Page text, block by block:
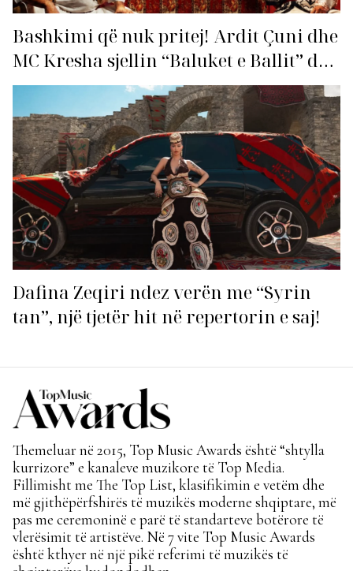
Bashkimi që nuk pritej! Ardit Çuni dhe
MC Kresha sjellin “Baluket e Ballit” dhe
ndezin rrjetin!
Dafina Zeqiri ndez verën me “Syrin
tan”, një tjetër hit në repertorin e saj!
Themeluar në 2015, Top Music Awards është “shtylla
kurrizore” e kanaleve muzikore të Top Media.
Fillimisht me The Top List, klasifikimin e vetëm dhe
më gjithëpërfshirës të muzikës moderne shqiptare, më
pas me ceremoninë e parë të standarteve botërore të
vlerësimit të artistëve. Në 7 vite Top Music Awards
është kthyer në një pikë referimi të muzikës të